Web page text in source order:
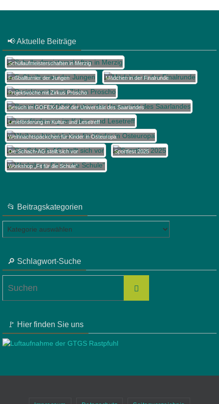
📢 Aktuelle Beiträge
Schullaufmeisterschaften in Merzig
Fußballturnier der Jungen Mädchen in der Finalrunde
Projektwoche mit Zirkus Proscho
Besuch im GOFEX-Labor der Universität des Saarlandes
Leseförderung im Kultur- und Lesetreff
Weihnachtspäckchen für Kinder in Osteuropa
Die Schach-AG stellt sich vor Sportfest 2025
Workshop „Fit für die Schule“
📂 Beitragskategorien
📂
Beitragskategorien
🔎 Schlagwort-Suche
Suchen
🚩 Hier finden Sie uns